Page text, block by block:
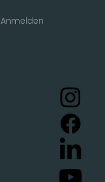
Anmelden